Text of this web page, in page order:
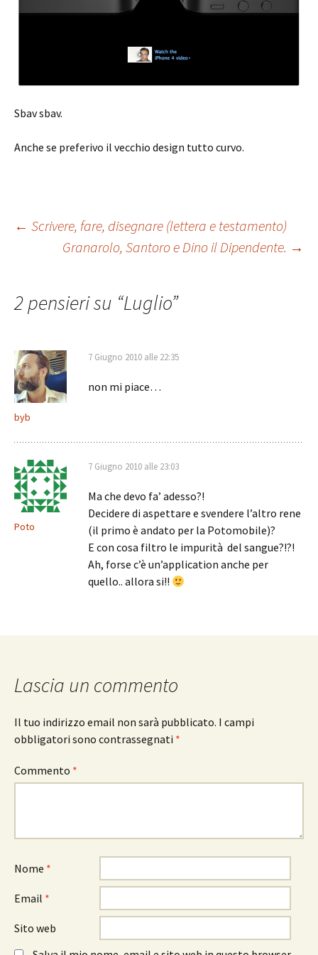
Sbav sbav.
Anche se preferivo il vecchio design tutto curvo.
Navigazione
← Scrivere, fare, disegnare (lettera e testamento)
Granarolo, Santoro e Dino il Dipendente. →
2 pensieri su “Luglio”
byb
7 Giugno 2010 alle 22:35
non mi piace…
Poto
7 Giugno 2010 alle 23:03
Ma che devo fa’ adesso?!
Decidere di aspettare e svendere l’altro rene
(il primo è andato per la Potomobile)?
E con cosa filtro le impurità del sangue?!?!
Ah, forse c’è un’application anche per
quello.. allora si!!
Lascia un commento
Il tuo indirizzo email non sarà pubblicato. I campi
obbligatori sono contrassegnati *
Commento *
Nome *
Email *
Sito web